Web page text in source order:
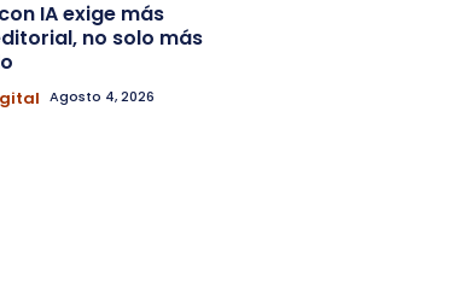
IA exige más
no solo más
Agosto 4, 2026